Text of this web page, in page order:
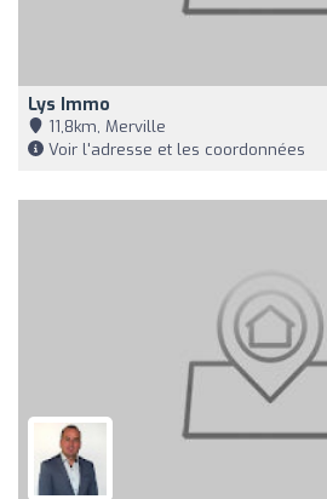
Lys Immo
11,8km, Merville
Voir l'adresse et les coordonnées